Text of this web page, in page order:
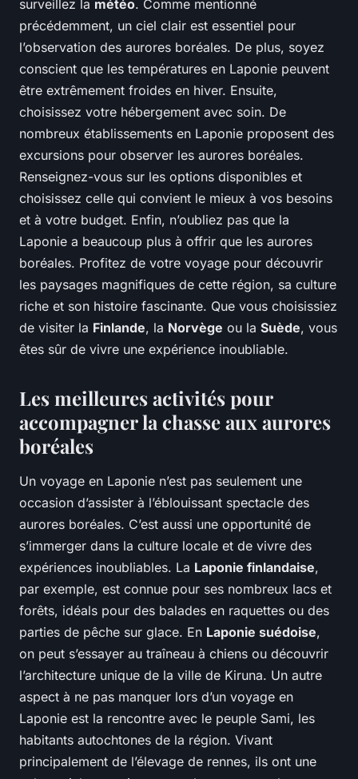
surveillez la météo. Comme mentionné
précédemment, un ciel clair est essentiel pour
l’observation des aurores boréales. De plus, soyez
conscient que les températures en Laponie peuvent
être extrêmement froides en hiver. Ensuite,
choisissez votre hébergement avec soin. De
nombreux établissements en Laponie proposent des
excursions pour observer les aurores boréales.
Renseignez-vous sur les options disponibles et
choisissez celle qui convient le mieux à vos besoins
et à votre budget. Enfin, n’oubliez pas que la
Laponie a beaucoup plus à offrir que les aurores
boréales. Profitez de votre voyage pour découvrir
les paysages magnifiques de cette région, sa culture
riche et son histoire fascinante. Que vous choisissiez
de visiter la Finlande, la Norvège ou la Suède, vous
êtes sûr de vivre une expérience inoubliable.
Les meilleures activités pour
accompagner la chasse aux aurores
boréales
Un voyage en Laponie n’est pas seulement une
occasion d’assister à l’éblouissant spectacle des
aurores boréales. C’est aussi une opportunité de
s’immerger dans la culture locale et de vivre des
expériences inoubliables. La Laponie finlandaise,
par exemple, est connue pour ses nombreux lacs et
forêts, idéals pour des balades en raquettes ou des
parties de pêche sur glace. En Laponie suédoise,
on peut s’essayer au traîneau à chiens ou découvrir
l’architecture unique de la ville de Kiruna. Un autre
aspect à ne pas manquer lors d’un voyage en
Laponie est la rencontre avec le peuple Sami, les
habitants autochtones de la région. Vivant
principalement de l’élevage de rennes, ils ont une